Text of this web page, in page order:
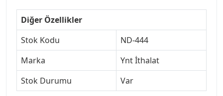
Diğer Özellikler
Stok Kodu
ND-444
Marka
Ynt İthalat
Stok Durumu
Var